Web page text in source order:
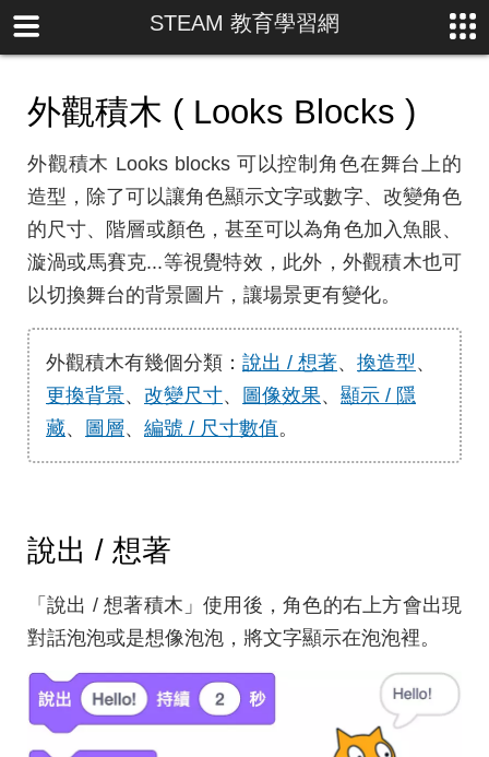
STEAM 教育學習網
外觀積木 ( Looks Blocks )
外觀積木 Looks blocks 可以控制角色在舞台上的
造型，除了可以讓角色顯示文字或數字、改變角色
的尺寸、階層或顏色，甚至可以為角色加入魚眼、
漩渦或馬賽克...等視覺特效，此外，外觀積木也可
以切換舞台的背景圖片，讓場景更有變化。
外觀積木有幾個分類： 說出 / 想著、 換造型 、
更換背景、 改變尺寸、 圖像效果、 顯示 / 隱
藏、 圖層、 編號 / 尺寸數值。
說出 / 想著
「說出 / 想著積木」使用後，角色的右上方會出現
對話泡泡或是想像泡泡，將文字顯示在泡泡裡。